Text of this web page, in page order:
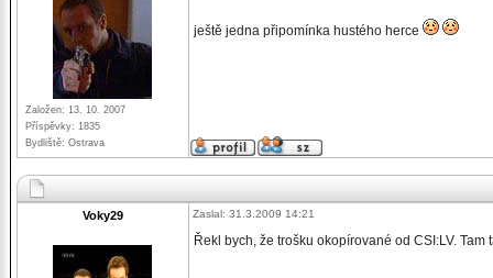
Založen: 13. 10. 2007
Příspěvky: 1835
Bydliště: Ostrava
ještě jedna připomínka hustého herce
Voky29 Zaslal: 31.3.2009 14:21
Řekl bych, že trošku okopírované od CSI:LV.